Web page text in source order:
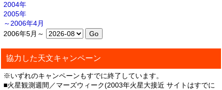
2004年
2005年
～2006年4月
2006年5月～
協力した天文キャンペーン
※いずれのキャンペーンもすでに終了しています。
■火星観測週間／マーズウィーク(2003年火星大接近 サイトはすでに